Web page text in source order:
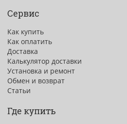
Сервис
Как купить
Как оплатить
Доставка
Калькулятор доставки
Установка и ремонт
Обмен и возврат
Статьи
Где купить